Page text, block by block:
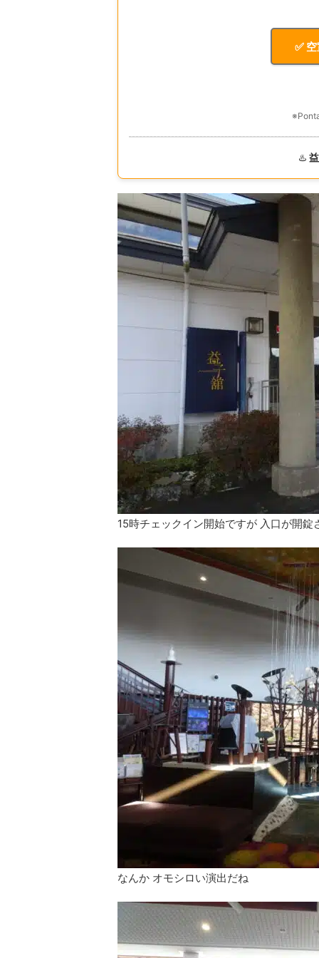
✅
♨️
15時チェックイン開始ですが 入口が開
なんか オモシロい演出だね